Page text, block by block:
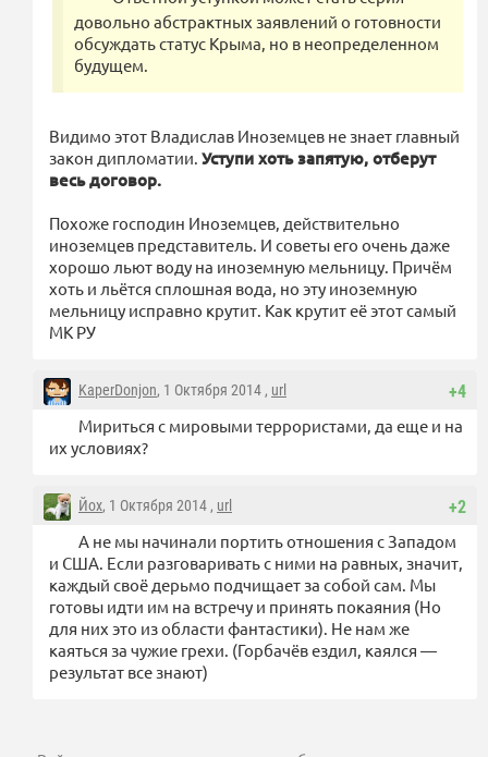
довольно абстрактных заявлений о готовности
обсуждать статус Крыма, но в неопределенном
будущем.
Видимо этот Владислав Иноземцев не знает главный
закон дипломатии. Уступи хоть запятую, отберут
весь договор.
Похоже господин Иноземцев, действительно
иноземцев представитель. И советы его очень даже
хорошо льют воду на иноземную мельницу. Причём
хоть и льётся сплошная вода, но эту иноземную
мельницу исправно крутит. Как крутит её этот самый
МК РУ
+4
KaperDonjon, 1 Октября 2014 , url
Мириться с мировыми террористами, да еще и на
их условиях?
+2
Йох, 1 Октября 2014 , url
А не мы начинали портить отношения с Западом
и США. Если разговаривать с ними на равных, значит,
каждый своё дерьмо подчищает за собой сам. Мы
готовы идти им на встречу и принять покаяния (Но
для них это из области фантастики). Не нам же
каяться за чужие грехи. (Горбачёв ездил, каялся —
результат все знают)